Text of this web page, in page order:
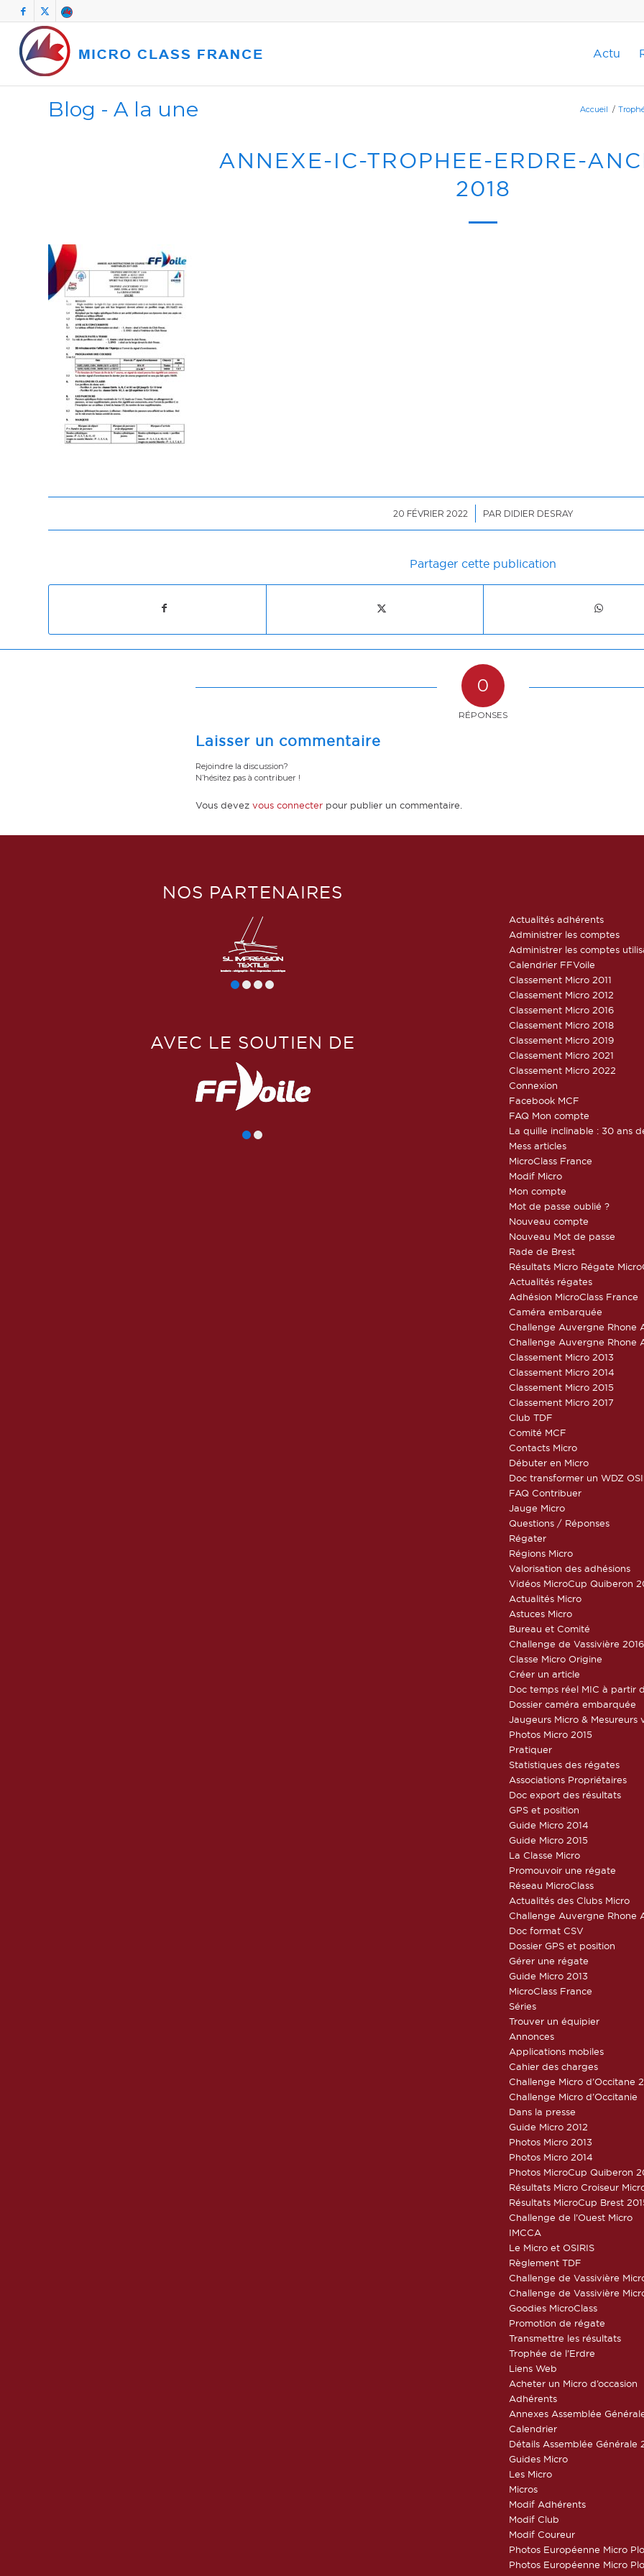
Actu
Blog - A la une Accueil /
ANNEXE-IC-TROPHEE-ERDRE-
2018
20 FÉVRIER 2022
/ PAR DIDIER DESRAY
Partager cette publication
0
RÉPONSES
Laisser un commentaire
Rejoindre la discussion?
N’hésitez pas à contribuer !
Vous devez vous connecter pour publier un commentaire.
NOS PARTENAIRES
AVEC LE SOUTIEN DE
Actualités adhérents
Administrer les comptes
Administrer les comptes
Calendrier FFVoile
Classement Micro 2011
Classement Micro 2012
Classement Micro 2016
Classement Micro 2018
Classement Micro 2019
Classement Micro 2021
Classement Micro 2022
Connexion
Facebook MCF
FAQ Mon compte
La quille inclinable : 30 ans
Mess articles
MicroClass France
Modif Micro
Mon compte
Mot de passe oublié ?
Nouveau compte
Nouveau Mot de passe
Rade de Brest
Résultats Micro Régate
Actualités régates
Adhésion MicroClass France
Caméra embarquée
Challenge Auvergne Rhone
Challenge Auvergne Rhone
Classement Micro 2013
Classement Micro 2014
Classement Micro 2015
Classement Micro 2017
Club TDF
Comité MCF
Contacts Micro
Débuter en Micro
Doc transformer un WDZ
FAQ Contribuer
Jauge Micro
Questions / Réponses
Régater
Régions Micro
Valorisation des adhésions
Vidéos MicroCup Quiberon
Actualités Micro
Astuces Micro
Bureau et Comité
Challenge de Vassivière 2016
Classe Micro Origine
Créer un article
Doc temps réel MIC à partir
Dossier caméra embarquée
Jaugeurs Micro & Mesureurs
Photos Micro 2015
Pratiquer
Statistiques des régates
Associations Propriétaires
Doc export des résultats
GPS et position
Guide Micro 2014
Guide Micro 2015
La Classe Micro
Promouvoir une régate
Réseau MicroClass
Actualités des Clubs Micro
Challenge Auvergne Rhone
Doc format CSV
Dossier GPS et position
Gérer une régate
Guide Micro 2013
MicroClass France
Séries
Trouver un équipier
Annonces
Applications mobiles
Cahier des charges
Challenge Micro d’Occitane
Challenge Micro d’Occitanie
Dans la presse
Guide Micro 2012
Photos Micro 2013
Photos Micro 2014
Photos MicroCup Quiberon
Résultats Micro Croiseur
Résultats MicroCup Brest
Challenge de l’Ouest Micro
IMCCA
Le Micro et OSIRIS
Règlement TDF
Challenge de Vassivière
Challenge de Vassivière
Goodies MicroClass
Promotion de régate
Transmettre les résultats
Trophée de l’Erdre
Liens Web
Acheter un Micro d’occasion
Adhérents
Annexes Assemblée
Calendrier
Détails Assemblée Générale
Guides Micro
Les Micro
Micros
Modif Adhérents
Modif Club
Modif Coureur
Photos Européenne Micro
Photos Européenne Micro